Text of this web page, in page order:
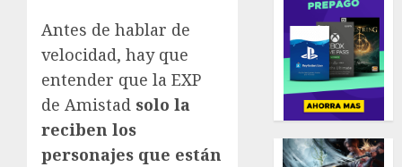
Antes de hablar de
velocidad, hay que
entender que la EXP
de Amistad solo la
reciben los
personajes que están